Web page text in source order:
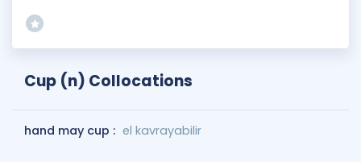
Cup (n) Collocations
hand may cup : el kavrayabilir